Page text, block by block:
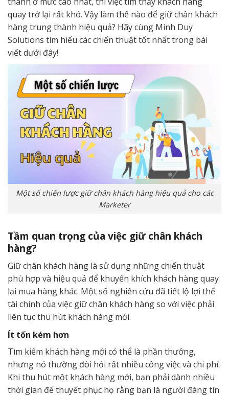
quay trở lại rất khó. Vậy làm thế nào để giữ chân khách
hàng trung thành hiệu quả? Hãy cùng Minh Duy
Solutions tìm hiểu các chiến thuật tốt nhất trong bài
viết dưới đây!
Một số chiến lược giữ chân khách hàng hiệu quả cho các
Marketer
Tầm quan trọng của việc giữ chân khách
hàng?
Giữ chân khách hàng là sử dụng những chiến thuật
phù hợp và hiệu quả để khuyến khích khách hàng quay
lại mua hàng khác. Một số nghiên cứu đã tiết lộ lợi thế
tài chính của việc giữ chân khách hàng so với việc phải
liên tục thu hút khách hàng mới.
Ít tốn kém hơn
Tìm kiếm khách hàng mới có thể là phần thưởng,
nhưng nó thường đòi hỏi rất nhiều công việc và chi phí.
Khi thu hút một khách hàng mới, bạn phải dành nhiều
thời gian để thuyết phục họ rằng bạn là người đáng tin